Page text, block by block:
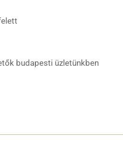
budapesti üzletünkben